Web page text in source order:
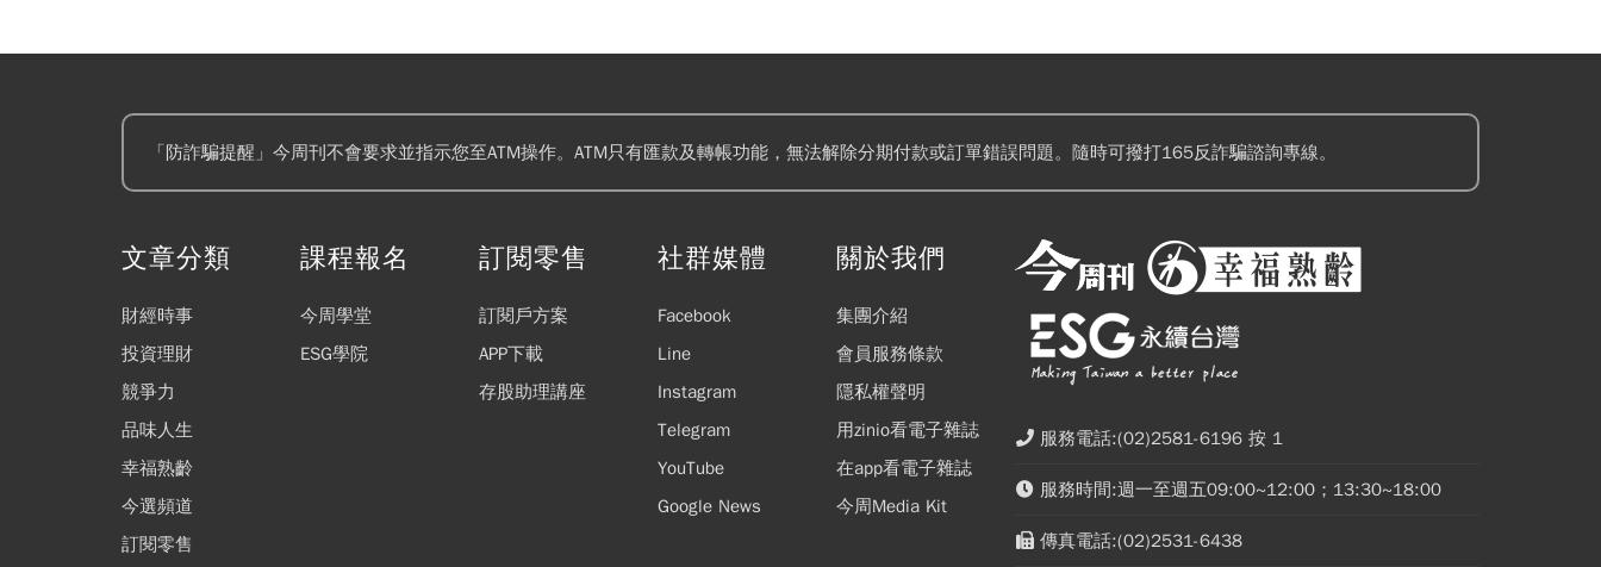
「防詐騙提醒」今周刊不會要求並指示您至ATM操作。ATM只有匯款及轉帳功能，無法解除分期付款或訂單錯誤問題。隨時可撥打165反詐騙諮詢專線。
文章分類
財經時事
投資理財
競爭力
品味人生
幸福熟齡
今選頻道
訂閱零售
課程報名
今周學堂
ESG學院
訂閱零售
訂閱戶方案
APP下載
存股助理講座
社群媒體
Facebook
Line
Instagram
Telegram
YouTube
Google News
關於我們
集團介紹
會員服務條款
隱私權聲明
用zinio看電子雜誌
在app看電子雜誌
今周Media Kit
服務電話:(02)2581-6196 按 1
服務時間:週一至週五09:00~12:00；13:30~18:00
傳真電話:(02)2531-6438